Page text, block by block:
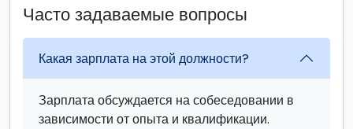
Часто задаваемые вопросы
Какая зарплата на этой должности?
Зарплата обсуждается на собеседовании в
зависимости от опыта и квалификации.